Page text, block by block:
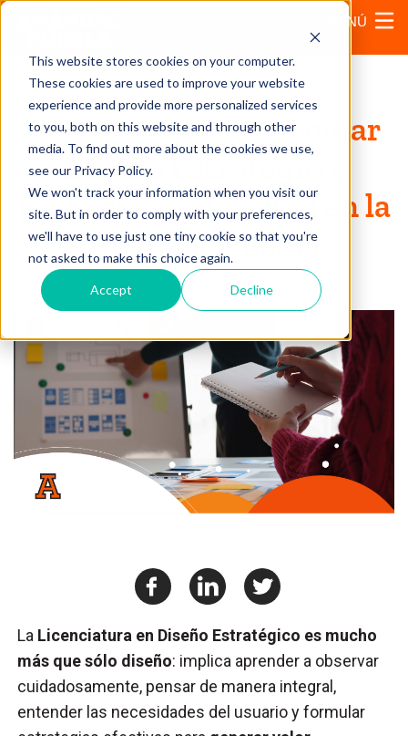
This website stores cookies on your computer.
These cookies are used to improve your website
experience and provide more personalized services
to you, both on this website and through other
media. To find out more about the cookies we use,
see our Privacy Policy.
We won't track your information when you visit our
site. But in order to comply with your preferences,
we'll have to use just one tiny cookie so that you're
not asked to make this choice again.
Accept Decline
MENÚ
Conoce como es estudiar
Diseño Estratégico,
Innovación y Cambio en la
Anáhuac Puebla
18 de noviembre, 2024
La Licenciatura en Diseño Estratégico es mucho
más que sólo diseño: implica aprender a observar
cuidadosamente, pensar de manera integral,
entender las necesidades del usuario y formular